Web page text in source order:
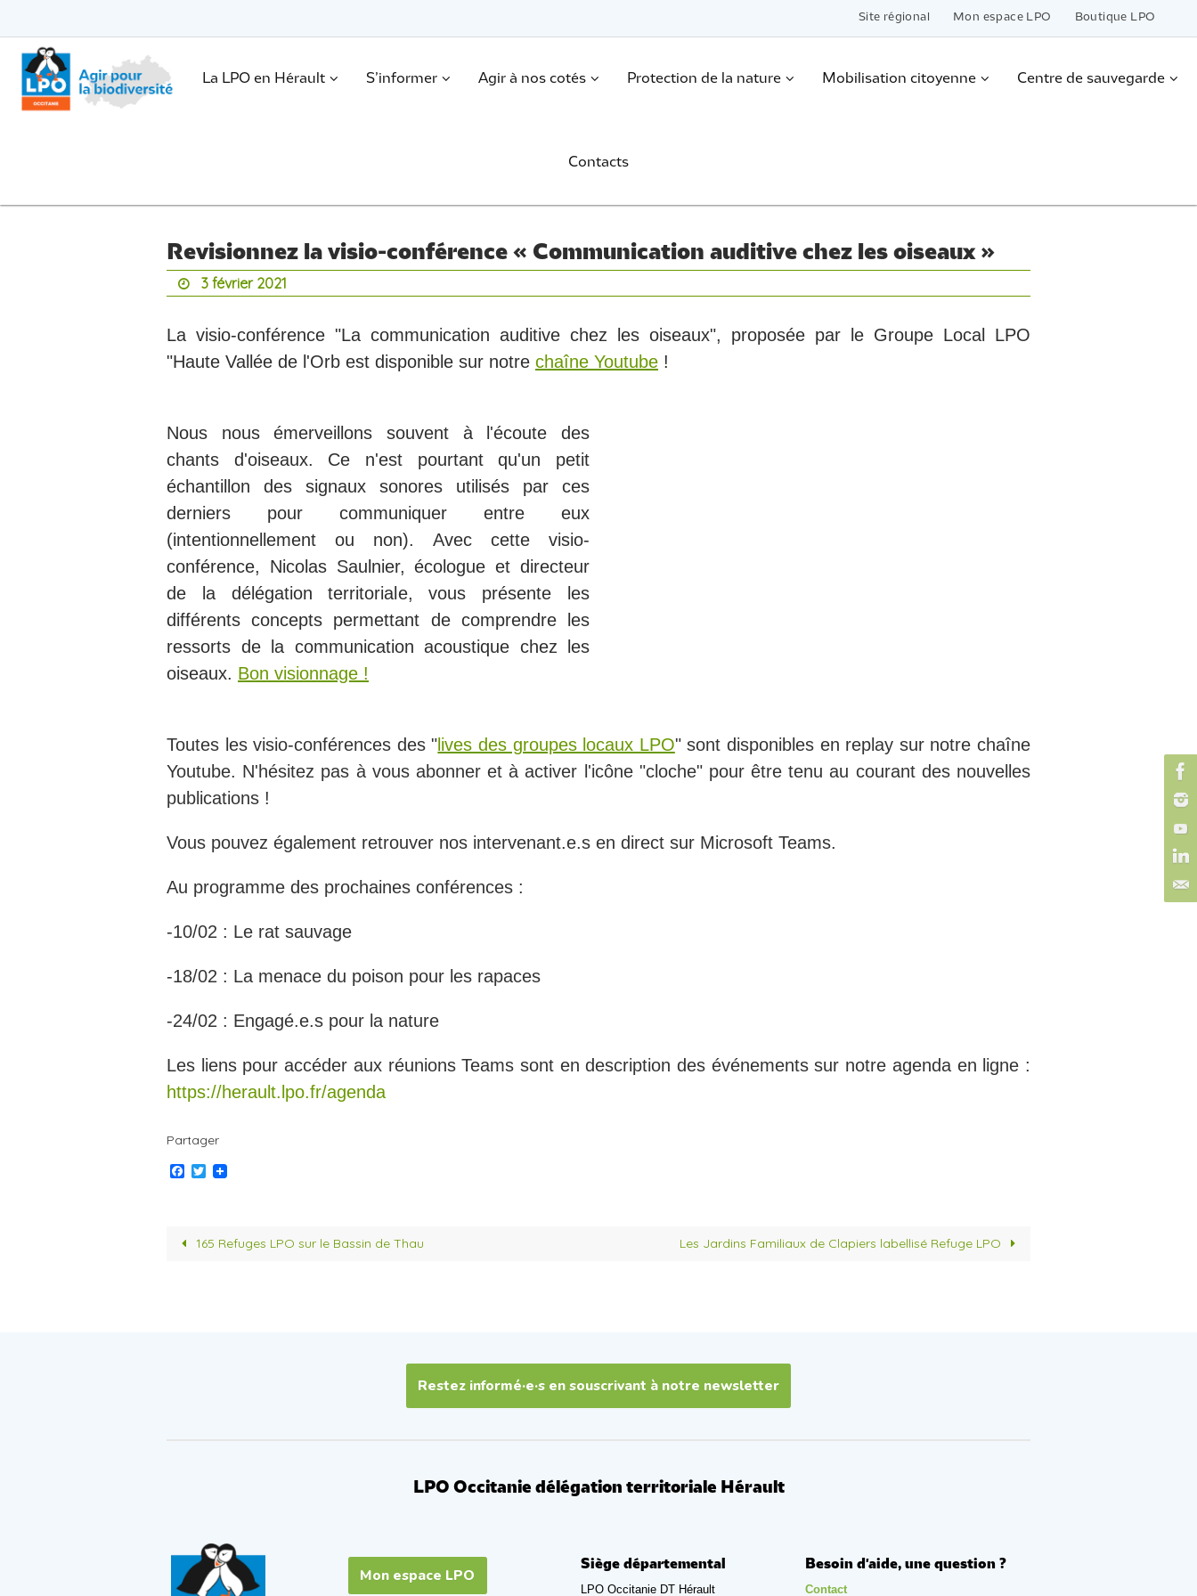
le
contenu
Site régional Mon espace LPO Boutique LPO
Passer
contenu
. La LPO en Hérault S’informer Agir à nos cotés Protection de la nature Mobilisation citoyenne Centre de sauvegarde
Contacts
Revisionnez la visio-conférence « Communication auditive chez les oiseaux »
3 février 2021
La visio-conférence "La communication auditive chez les oiseaux", proposée par le Groupe Local LPO
"Haute Vallée de l'Orb est disponible sur notre chaîne Youtube !
Nous nous émerveillons souvent à l'écoute des
chants d'oiseaux. Ce n'est pourtant qu'un petit
échantillon des signaux sonores utilisés par ces
derniers pour communiquer entre eux
(intentionnellement ou non). Avec cette visio-
conférence, Nicolas Saulnier, écologue et directeur
de la délégation territoriale, vous présente les
différents concepts permettant de comprendre les
ressorts de la communication acoustique chez les
oiseaux. Bon visionnage !
Toutes les visio-conférences des " lives des groupes locaux LPO" sont disponibles en replay sur notre chaîne
Youtube. N'hésitez pas à vous abonner et à activer l'icône "cloche" pour être tenu au courant des nouvelles
publications !
Vous pouvez également retrouver nos intervenant.e.s en direct sur Microsoft Teams.
Au programme des prochaines conférences :
-10/02 : Le rat sauvage
-18/02 : La menace du poison pour les rapaces
-24/02 : Engagé.e.s pour la nature
Les liens pour accéder aux réunions Teams sont en description des événements sur notre agenda en ligne :
https://herault.lpo.fr/agenda
Partager
F
o
T
e
165 Refuges LPO sur le Bassin de Thau Les Jardins Familiaux de Clapiers labellisé Refuge LPO
Restez informé·e·s en souscrivant à notre newsletter
LPO Occitanie délégation territoriale Hérault
Mon espace LPO
Siège départemental
LPO Occitanie DT Hérault
Besoin d'aide, une question ?
Contact